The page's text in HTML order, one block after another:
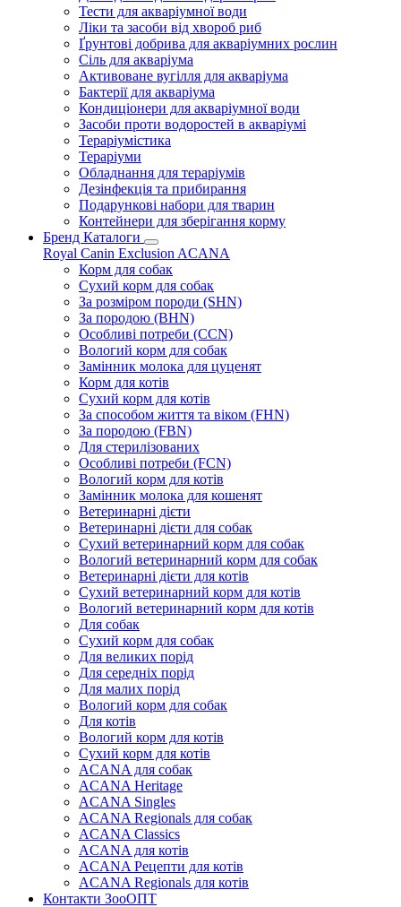
Тести для акваріумної води
Ліки та засоби від хвороб риб
Ґрунтові добрива для акваріумних рослин
Сіль для акваріума
Активоване вугілля для акваріума
Бактерії для акваріума
Кондиціонери для акваріумної води
Засоби проти водоростей в акваріумі
Тераріумістика
Тераріуми
Обладнання для тераріумів
Дезінфекція та прибирання
Подарункові набори для тварин
Контейнери для зберігання корму
Бренд Каталоги
Royal Canin Exclusion ACANA
Корм для собак
Сухий корм для собак
За розміром породи (SHN)
За породою (BHN)
Особливі потреби (CCN)
Вологий корм для собак
Замінник молока для цуценят
Корм для котів
Сухий корм для котів
За способом життя та віком (FHN)
За породою (FBN)
Для стерилізованих
Особливі потреби (FCN)
Вологий корм для котів
Замінник молока для кошенят
Ветеринарні дієти
Ветеринарні дієти для собак
Сухий ветеринарний корм для собак
Вологий ветеринарний корм для собак
Ветеринарні дієти для котів
Сухий ветеринарний корм для котів
Вологий ветеринарний корм для котів
Для собак
Сухий корм для собак
Для великих порід
Для середніх порід
Для малих порід
Вологий корм для собак
Для котів
Вологий корм для котів
Сухий корм для котів
ACANA для собак
ACANA Heritage
ACANA Singles
ACANA Regionals для собак
ACANA Classics
ACANA для котів
ACANA Рецепти для котів
ACANA Regionals для котів
Контакти ЗооОПТ